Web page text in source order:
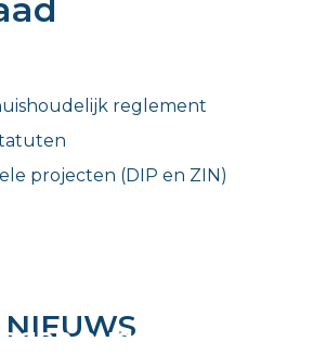
reglement
projecten (DIP en ZIN)
NIEUWSaugustus